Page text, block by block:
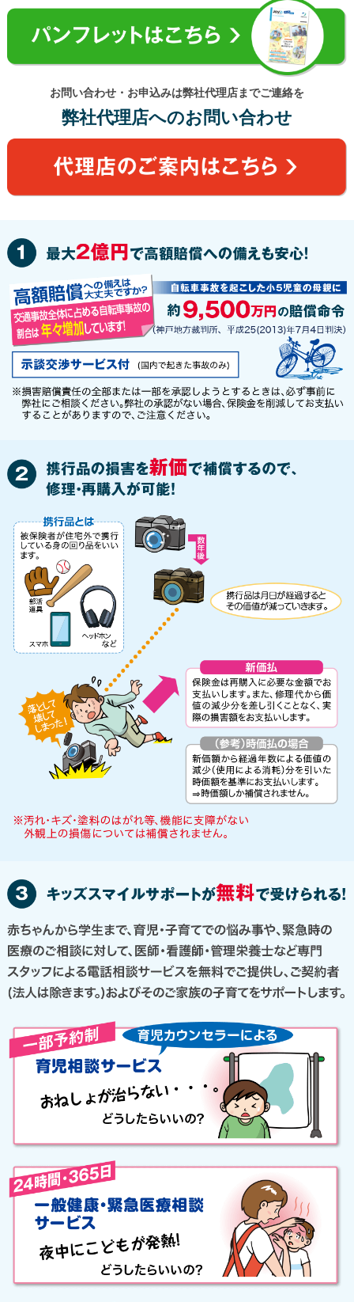
お問い合わせ・お申込みは弊社代理店までご連絡を
弊社代理店へのお問い合わせ